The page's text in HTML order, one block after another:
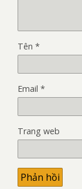
Tên *
Email *
Trang web